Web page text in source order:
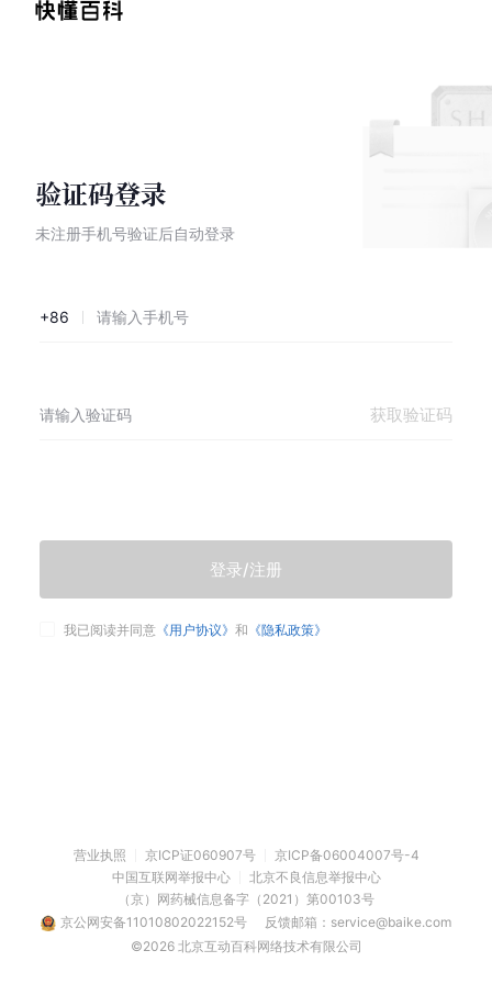
验证码登录
未注册手机号验证后自动登录
+86
获取验证码
我已阅读并同意 《用户协议》 和 《隐私政策》
登录/注册
营业执照 京ICP证060907号
京ICP备06004007号-4
中国互联网举报中心
北京不良信息举报中心
（京）网药械信息备字（2021）第00103号
京公网安备11010802022152号
反馈邮箱：service@baike.com
©2026 北京互动百科网络技术有限公司